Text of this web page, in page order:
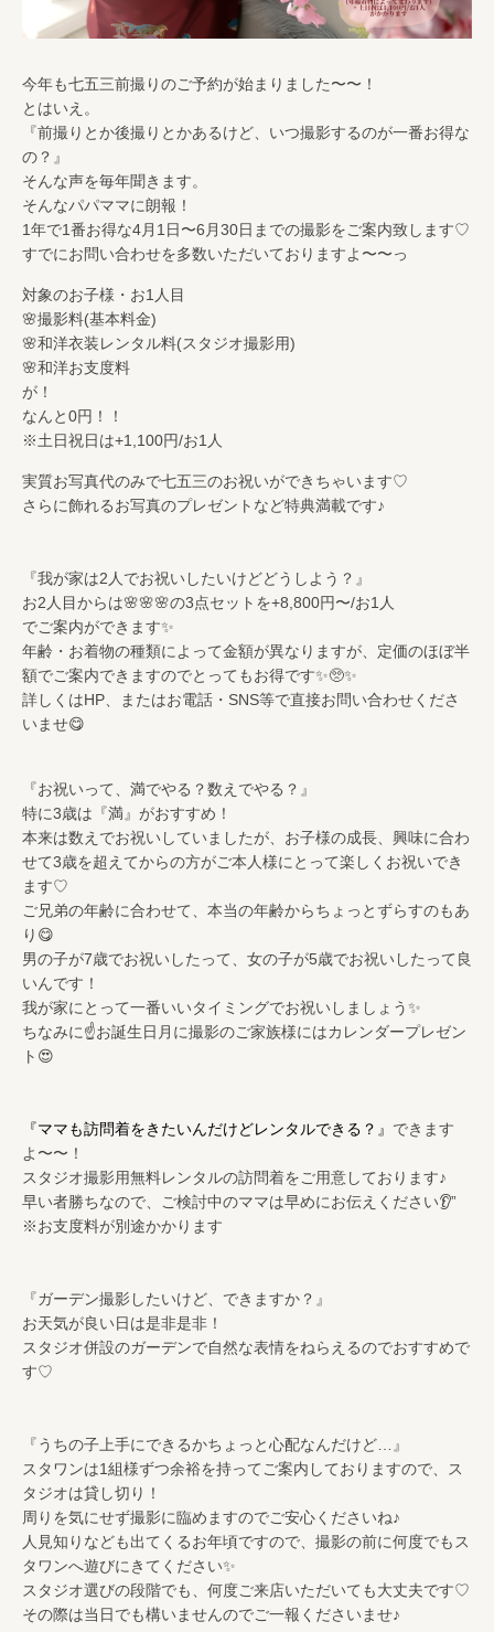
今年も七五三前撮りのご予約が始まりました〜〜！
とはいえ。
『前撮りとか後撮りとかあるけど、いつ撮影するのが一番お得な
の？』
そんな声を毎年聞きます。
そんなパパママに朗報！
1年で1番お得な4月1日〜6月30日までの撮影をご案内致します♡
すでにお問い合わせを多数いただいておりますよ〜〜っ
対象のお子様・お1人目
🌸撮影料(基本料金)
🌸和洋衣装レンタル料(スタジオ撮影用)
🌸和洋お支度料
が！
なんと0円！！
※土日祝日は+1,100円/お1人
実質お写真代のみで七五三のお祝いができちゃいます♡
さらに飾れるお写真のプレゼントなど特典満載です♪
『我が家は2人でお祝いしたいけどどうしよう？』
お2人目からは🌸🌸🌸の3点セットを+8,800円〜/お1人
でご案内ができます✨
年齢・お着物の種類によって金額が異なりますが、定価のほぼ半
額でご案内できますのでとってもお得です✨🥺✨
詳しくはHP、またはお電話・SNS等で直接お問い合わせくださ
いませ😋
『お祝いって、満でやる？数えでやる？』
特に3歳は『満』がおすすめ！
本来は数えでお祝いしていましたが、お子様の成長、興味に合わ
せて3歳を超えてからの方がご本人様にとって楽しくお祝いでき
ます♡
ご兄弟の年齢に合わせて、本当の年齢からちょっとずらすのもあ
り😋
男の子が7歳でお祝いしたって、女の子が5歳でお祝いしたって良
いんです！
我が家にとって一番いいタイミングでお祝いしましょう✨
ちなみに☝️お誕生日月に撮影のご家族様にはカレンダープレゼン
ト😍
『ママも訪問着をきたいんだけどレンタルできる？』 できます
よ〜〜！
スタジオ撮影用無料レンタルの訪問着をご用意しております♪
早い者勝ちなので、ご検討中のママは早めにお伝えください👂”
※お支度料が別途かかります
『ガーデン撮影したいけど、できますか？』
お天気が良い日は是非是非！
スタジオ併設のガーデンで自然な表情をねらえるのでおすすめで
す♡
『うちの子上手にできるかちょっと心配なんだけど…』
スタワンは1組様ずつ余裕を持ってご案内しておりますので、ス
タジオは貸し切り！
周りを気にせず撮影に臨めますのでご安心くださいね♪
人見知りなども出てくるお年頃ですので、撮影の前に何度でもス
タワンへ遊びにきてください✨
スタジオ選びの段階でも、何度ご来店いただいても大丈夫です♡
その際は当日でも構いませんのでご一報くださいませ♪